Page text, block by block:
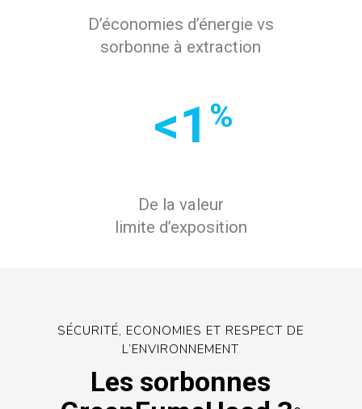
D’économies d’énergie vs
sorbonne à extraction
<1 %
De la valeur
limite d’exposition
SÉCURITÉ, ECONOMIES ET RESPECT DE
L’ENVIRONNEMENT
Les sorbonnes